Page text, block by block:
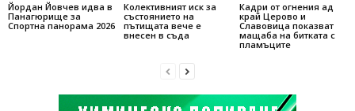
Йордан Йовчев идва в
Панагюрище за
Спортна панорама 2026
Колективният иск за
състоянието на
пътищата вече е
внесен в съда
Кадри от огнения ад
край Церово и
Славовица показват
мащаба на битката с
пламъците